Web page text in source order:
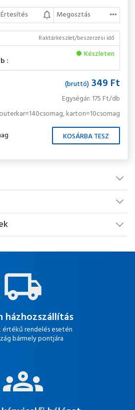
Értesítés Megosztás
Raktárkészlet/beszerzési idő
:
Készleten
(bruttó) 349 Ft
Egységár: 175 Ft/db
outerkar=140csomag, karton=10csomag
házhozszállítás
értékű rendelés esetén
bármely pontjára